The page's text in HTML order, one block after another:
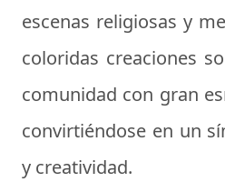
escenas religiosas y
coloridas creaciones
comunidad con gran
convirtiéndose en un
y creatividad.